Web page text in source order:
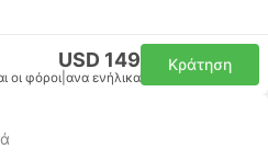
USD 149
οι φόροι ανα ενήλικα
Κράτηση